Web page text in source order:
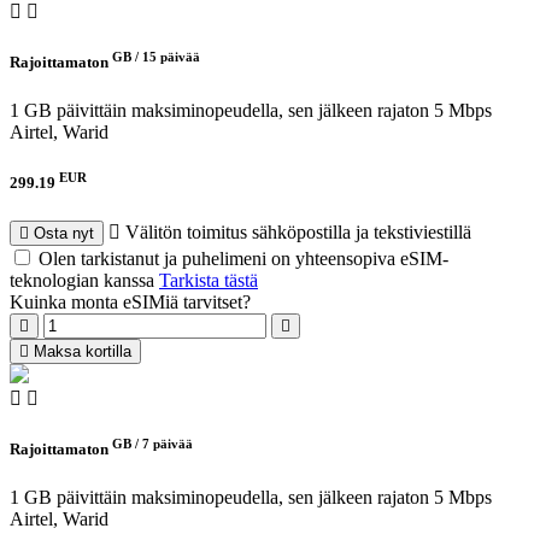
Rajoittamaton GB / 15 päivää
1 GB päivittäin maksiminopeudella, sen jälkeen rajaton 5 Mbps
Airtel, Warid
299.19 EUR
Osta nyt
Välitön toimitus sähköpostilla ja tekstiviestillä
Olen tarkistanut ja puhelimeni on yhteensopiva eSIM-
teknologian kanssa Tarkista tästä
Kuinka monta eSIMiä tarvitset?
Maksa kortilla
Rajoittamaton GB / 7 päivää
1 GB päivittäin maksiminopeudella, sen jälkeen rajaton 5 Mbps
Airtel, Warid